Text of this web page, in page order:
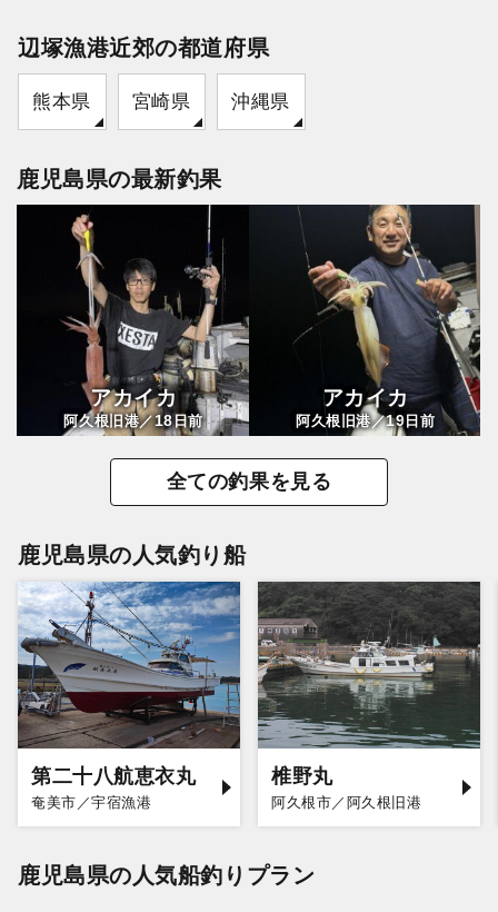
辺塚漁港近郊の都道府県
熊本県 宮崎県 沖縄県
鹿児島県の最新釣果
アカイカ
阿久根旧港／18日前
アカイカ
阿久根旧港／19 日前
全ての釣果を見る
鹿児島県の人気釣り船
第二十八航恵衣丸
奄美市／宇宿漁港
椎野丸
阿久根市／阿久根旧港
鹿児島県の人気船釣りプラン